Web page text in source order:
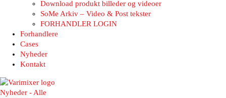
Download produkt billeder og videoer
SoMe Arkiv – Video & Post tekster
FORHANDLER LOGIN
Forhandlere
Cases
Nyheder
Kontakt
Nyheder - Alle